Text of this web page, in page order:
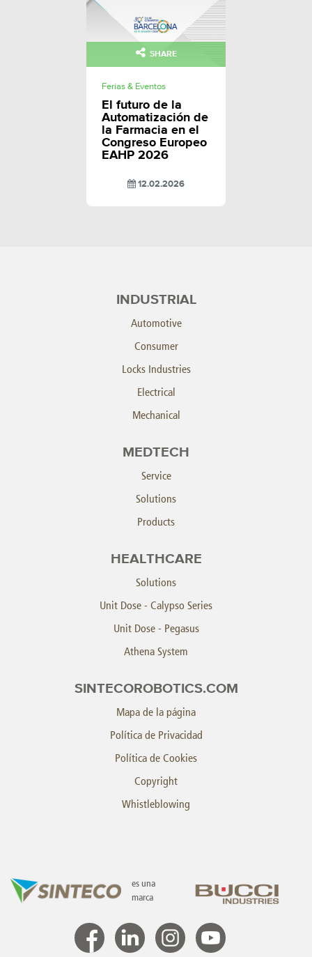
SHARE
Ferias & Eventos
El futuro de la
Automatización de
la Farmacia en el
Congreso Europeo
EAHP 2026
12.02.2026
INDUSTRIAL
Automotive
Consumer
Locks Industries
Electrical
Mechanical
MEDTECH
Service
Solutions
Products
HEALTHCARE
Solutions
Unit Dose - Calypso Series
Unit Dose - Pegasus
Athena System
SINTECOROBOTICS.COM
Mapa de la página
Política de Privacidad
Política de Cookies
Copyright
Whistleblowing
es una
marca